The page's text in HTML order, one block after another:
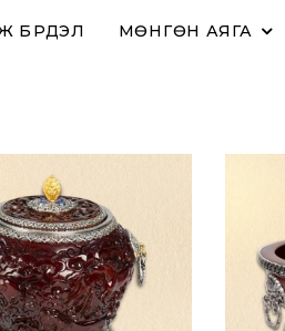
БҮРДЭЛ МӨНГӨН АЯГА